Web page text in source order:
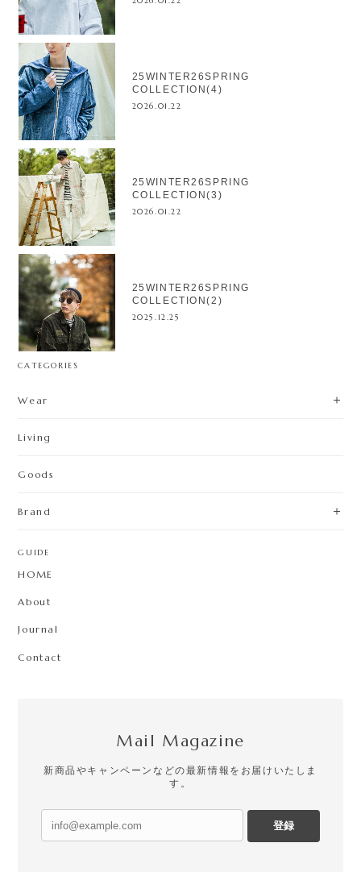
25WINTER26SPRING
COLLECTION(4)
2026.01.22
25WINTER26SPRING
COLLECTION(3)
2026.01.22
25WINTER26SPRING
COLLECTION(2)
2025.12.25
CATEGORIES
Wear
Living
Goods
Brand
GUIDE
HOME
About
Journal
Contact
Mail Magazine
新商品やキャンペーンなどの最新情報をお届けいたしま
す。
登録